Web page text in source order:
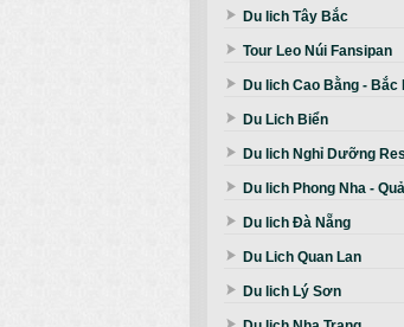
Du lich Tây Bắc
Tour Leo Núi Fansipan
Du lich Cao Bằng - Bắc
Du Lich Biển
Du lich Nghỉ Dưỡng
Du lich Phong Nha -
Du lich Đà Nẵng
Du Lich Quan Lan
Du lich Lý Sơn